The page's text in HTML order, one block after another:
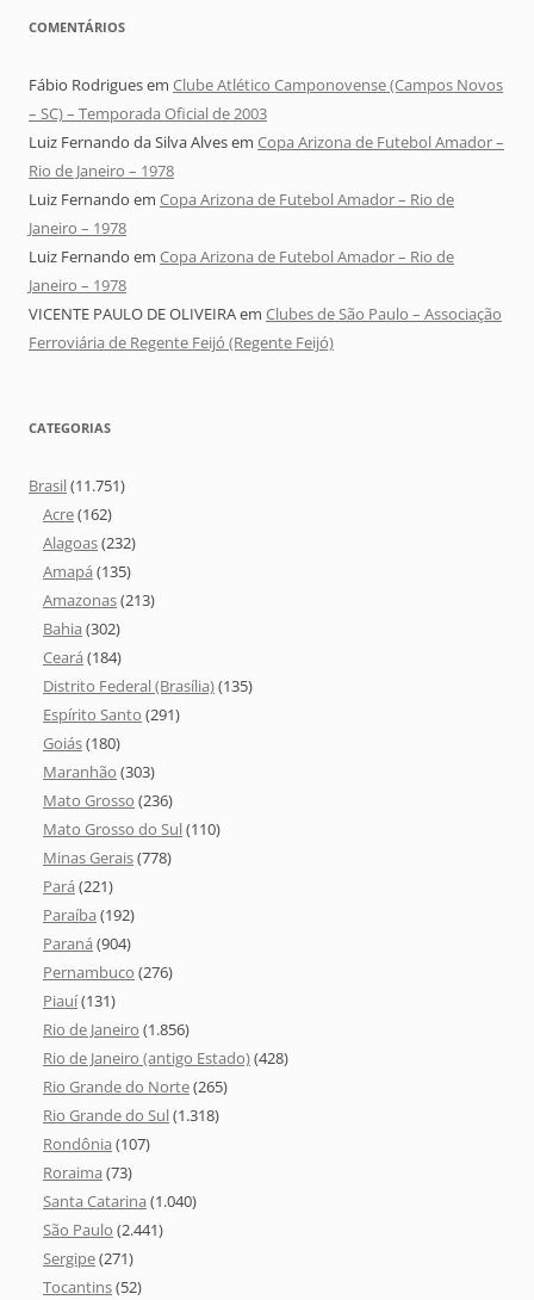
COMENTÁRIOS
Fábio Rodriguesem Clube Atlético Camponovense (Campos Novos
– SC) – Temporada Oficial de 2003
Luiz Fernando da Silva Alvesem Copa Arizona de Futebol Amador –
Rio de Janeiro – 1978
Luiz Fernando em Copa Arizona de Futebol Amador – Rio de
Janeiro – 1978
Luiz Fernando em Copa Arizona de Futebol Amador – Rio de
Janeiro – 1978
VICENTE PAULO DE OLIVEIRAem Clubes de São Paulo – Associação
Ferroviária de Regente Feijó (Regente Feijó)
CATEGORIAS
Brasil(11.751)
Acre(162)
Alagoas(232)
Amapá (135)
Amazonas(213)
Bahia (302)
Ceará (184)
Distrito Federal (Brasília)(135)
Espírito Santo (291)
Goiás(180)
Maranhão (303)
Mato Grosso (236)
Mato Grosso do Sul(110)
Minas Gerais(778)
Pará (221)
Paraíba (192)
Paraná (904)
Pernambuco (276)
Piauí(131)
Rio de Janeiro (1.856)
Rio de Janeiro (antigo Estado)(428)
Rio Grande do Norte(265)
Rio Grande do Sul(1.318)
Rondônia (107)
Roraima (73)
Santa Catarina (1.040)
São Paulo (2.441)
Sergipe(271)
Tocantins(52)